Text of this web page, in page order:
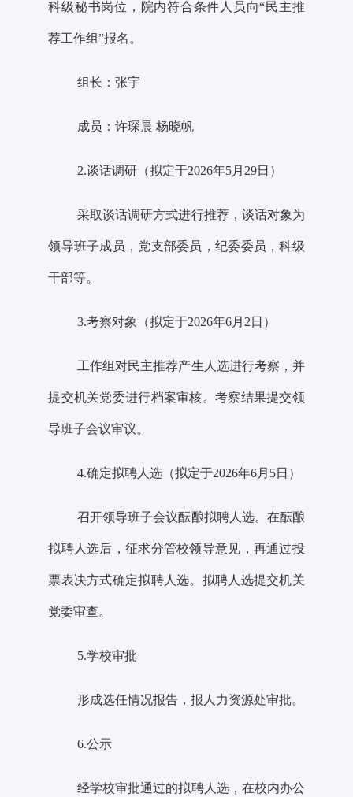
科级秘书岗位，院内符合条件人员向“民主推
荐工作组”报名。
组长：张宇
成员：许琛晨 杨晓帆
2.谈话调研（拟定于2026年5月29日）
采取谈话调研方式进行推荐，谈话对象为
领导班子成员，党支部委员，纪委委员，科级
干部等。
3.考察对象（拟定于2026年6月 2 日）
工作组对民主推荐产生人选进行考察， 并
提交机关党委进行档案审核。 考察结果提交领
导班子会议审议。
4.确定拟聘人选（拟定于2026年6月 5日）
召开领导班子会议酝酿拟聘人选。在酝酿
拟聘人选后，征求分管校领导意见，再通过投
票表决方式确定拟聘人选。 拟聘人选提交机关
党委审查。
5.学校审批
形成选任情况报告，报人力资源处审批。
6.公示
经学校审批通过的拟聘人 选，在校内办公